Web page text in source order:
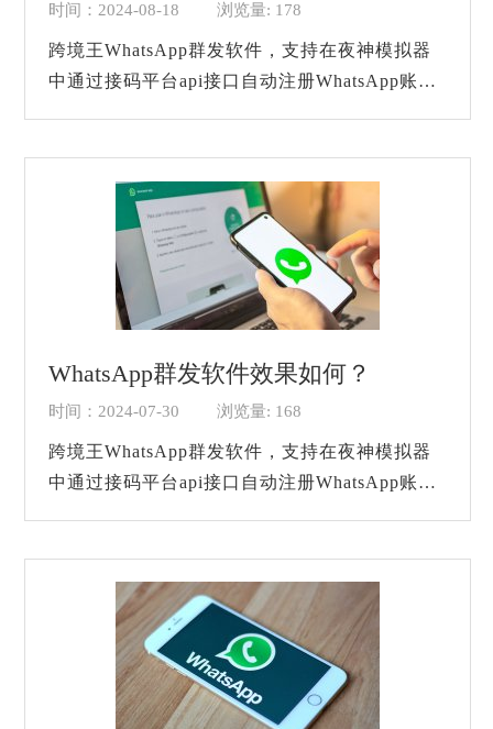
时间：2024-08-18 浏览量: 178
跨境王WhatsApp群发软件，支持在夜神模拟器
中通过接码平台api接口自动注册WhatsApp账
WhatsApp群发软件效果如何？
时间：2024-07-30 浏览量: 168
跨境王WhatsApp群发软件，支持在夜神模拟器
中通过接码平台api接口自动注册WhatsApp账